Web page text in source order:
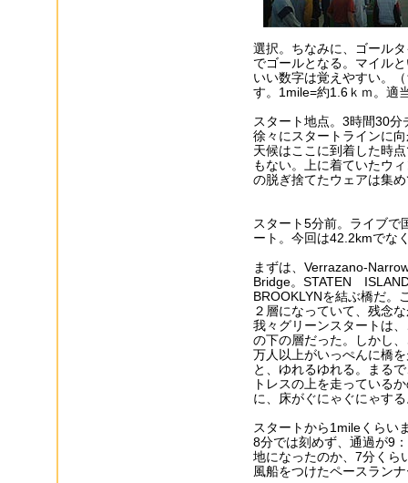
選択。ちなみに、ゴール
でゴールとなる。マイル
いい数字は覚えやすい。
す。1mile=約1.6ｋｍ。適
スタート地点。3時間30
徐々にスタートラインに
天候はここに到着した時
もない。上に着ていたウ
の脱ぎ捨てたウェアは集
スタート5分前。ライブで
ート。今回は42.2kmでな
まずは、Verrazano-
Bridge。STATEN
BROOKLYNを結ぶ橋だ。
２層になっていて、残念
我々グリーンスタートは
の下の層だった。しかし
万人以上がいっぺんに橋
と、ゆれるゆれる。まる
トレスの上を走っている
に、床がぐにゃぐにゃす
スタートから1mileくらい
8分では刻めず、通過が9
地になったのか、7分くら
風船をつけたペースラン